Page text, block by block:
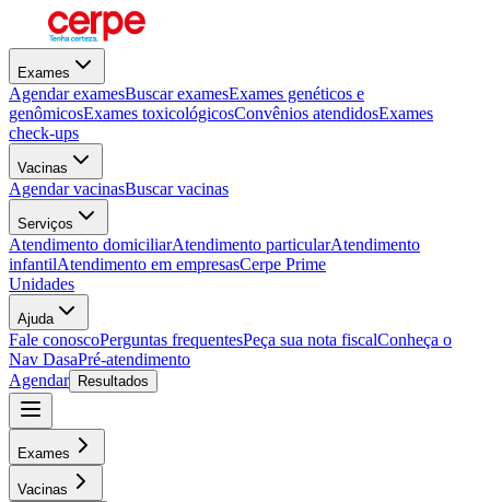
Exames
Agendar examesBuscar examesExames genéticos e
genômicosExames toxicológicosConvênios atendidosExames
check-ups
Vacinas
Agendar vacinasBuscar vacinas
Serviços
Atendimento domiciliarAtendimento particularAtendimento
infantilAtendimento em empresasCerpe Prime
Unidades
Ajuda
Fale conoscoPerguntas frequentesPeça sua nota fiscalConheça o
Nav DasaPré-atendimento
Agendar
Resultados
Exames
Vacinas